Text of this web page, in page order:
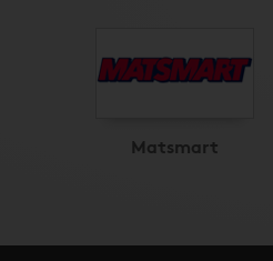
Matsmart